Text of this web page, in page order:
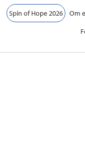
Spin of Hope 2026 Om